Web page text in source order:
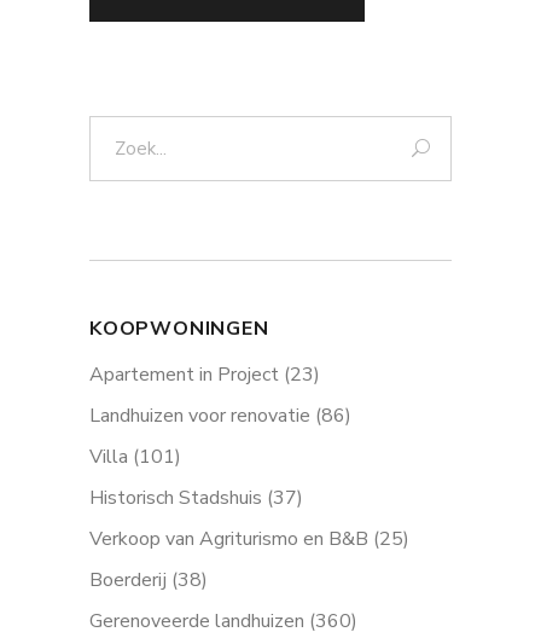
KOOPWONINGEN
Apartement in Project (23)
Landhuizen voor renovatie (86)
Villa (101)
Historisch Stadshuis (37)
Verkoop van Agriturismo en B&B (25)
Boerderij (38)
Gerenoveerde landhuizen (360)